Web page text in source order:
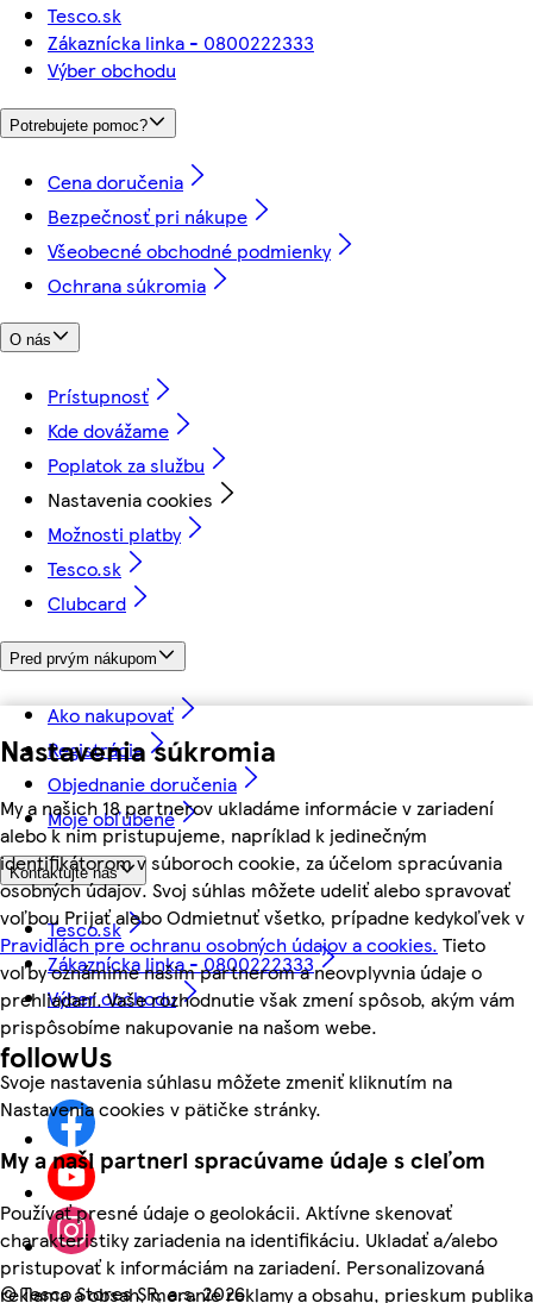
Nastavenia súkromia
My a našich 18 partnerov ukladáme informácie v zariadení
alebo k nim pristupujeme, napríklad k jedinečným
identifikátorom v súboroch cookie, za účelom spracúvania
osobných údajov. Svoj súhlas môžete udeliť alebo spravovať
voľbou Prijať alebo Odmietnuť všetko, prípadne kedykoľvek v
Pravidlách pre ochranu osobných údajov a cookies. Tieto
voľby oznámime našim partnerom a neovplyvnia údaje o
prehliadaní. Vaše rozhodnutie však zmení spôsob, akým vám
prispôsobíme nakupovanie na našom webe.
Svoje nastavenia súhlasu môžete zmeniť kliknutím na
Nastavenia cookies v pätičke stránky.
My a naši partneri spracúvame údaje s cieľom
Používať presné údaje o geolokácii. Aktívne skenovať
charakteristiky zariadenia na identifikáciu. Ukladať a/alebo
pristupovať k informáciám na zariadení. Personalizovaná
reklama a obsah, meranie reklamy a obsahu, prieskum publika
Tesco.sk
Zákaznícka linka - 0800222333
Výber obchodu
Potrebujete pomoc?
Cena doručenia
Bezpečnosť pri nákupe
Všeobecné obchodné podmienky
Ochrana súkromia
O nás
Prístupnosť
Kde dovážame
Poplatok za službu
Nastavenia cookies
Možnosti platby
Tesco.sk
Clubcard
Pred prvým nákupom
Ako nakupovať
Registrácia
Objednanie doručenia
Moje obľúbené
Kontaktujte nás
Tesco.sk
Zákaznícka linka - 0800222333
Výber obchodu
followUs
©Tesco Stores SR, a.s. 2026